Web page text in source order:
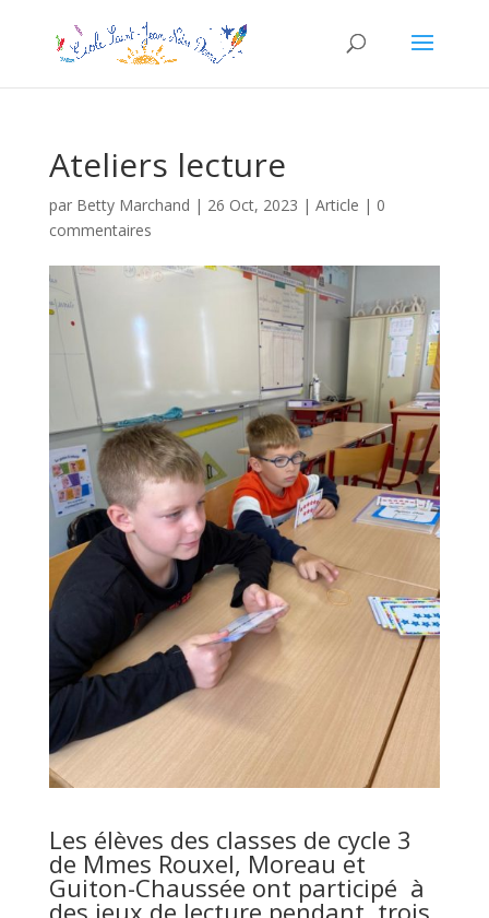
Ateliers lecture
par Betty Marchand | 26 Oct, 2023 | Article | 0
commentaires
Les élèves des classes de cycle 3
de Mmes Rouxel, Moreau et
Guiton-Chaussée ont participé à
des jeux de lecture pendant trois